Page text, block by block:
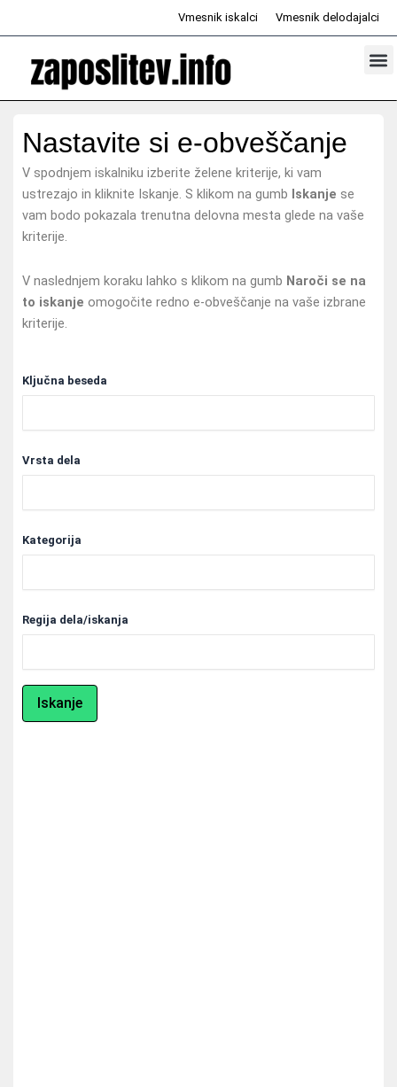
Vmesnik iskalci Vmesnik delodajalci
Nastavite si e-obveščanje
V spodnjem iskalniku izberite želene kriterije, ki vam
ustrezajo in kliknite Iskanje. S klikom na gumb Iskanje se
vam bodo pokazala trenutna delovna mesta glede na vaše
kriterije.
V naslednjem koraku lahko s klikom na gumb Naroči se na
to iskanje omogočite redno e-obveščanje na vaše izbrane
kriterije.
Ključna beseda
Vrsta dela
Kategorija
Regija dela/iskanja